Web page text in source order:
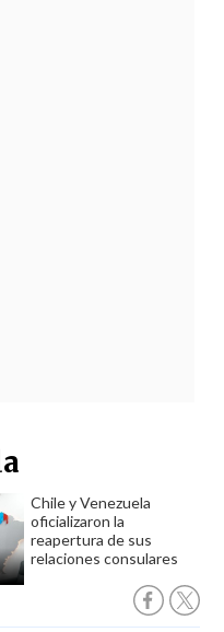
Chile y Venezuela
oficializaron la
reapertura de sus
relaciones consulares